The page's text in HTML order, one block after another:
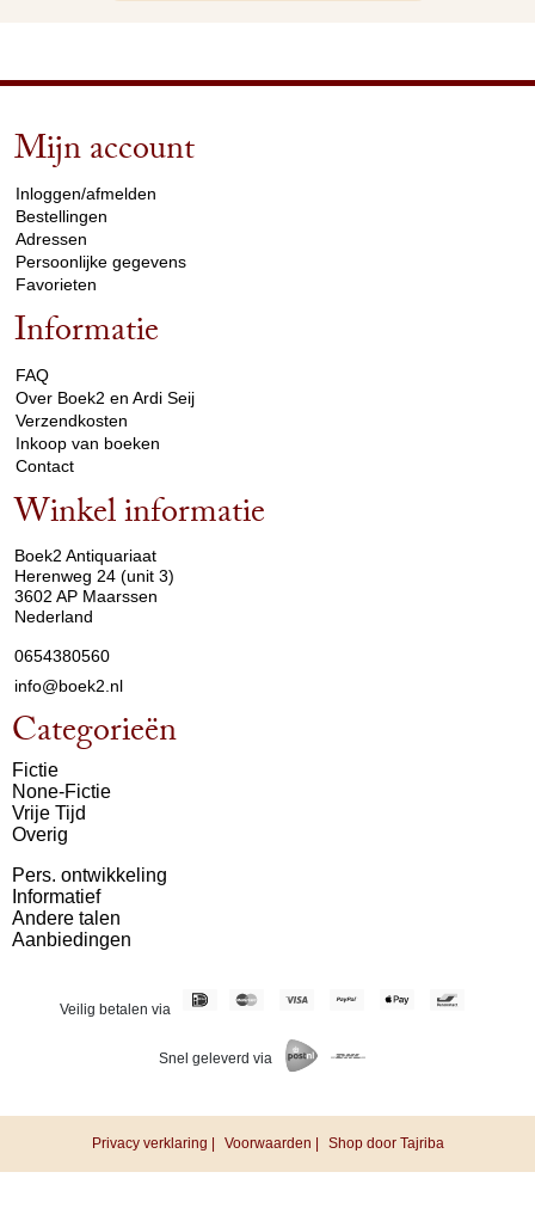
Mijn account
Inloggen/afmelden
Bestellingen
Adressen
Persoonlijke gegevens
Favorieten
Informatie
FAQ
Over Boek2 en Ardi Seij
Verzendkosten
Inkoop van boeken
Contact
Winkel informatie
Boek2 Antiquariaat
Herenweg 24 (unit 3)
3602 AP Maarssen
Nederland
0654380560
info@boek2.nl
Categorieën
Fictie
None-Fictie
Vrije Tijd
Overig
Pers. ontwikkeling
Informatief
Andere talen
Aanbiedingen
Veilig betalen via
Snel geleverd via
Privacy verklaring | Voorwaarden | Shop door Tajriba